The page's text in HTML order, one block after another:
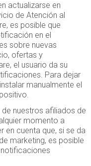
actualizarse en
de Atención al
es posible que
en el
sobre nuevas
ofertas y
el usuario da su
Para dejar
manualmente el
nuestros afiliados de
momento a
en cuenta que, si se da
marketing, es posible